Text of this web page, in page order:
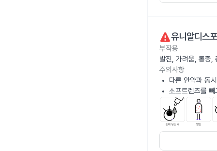
유니알디스
부작용
발진, 가려움, 통증,
주의사항
다른 안약과 동
소프트렌즈를